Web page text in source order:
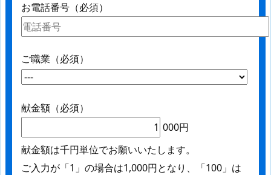
お電話番号（必須）
ご職業（必須）
献金額（必須）
000円
献金額は千円単位でお願いいたします。
ご入力が「1」の場合は1,000円となり、「100」は